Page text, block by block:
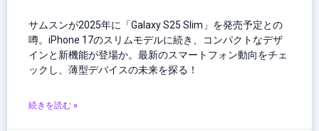
サムスンが2025年に「Galaxy S25 Slim」を発売予定との
噂。iPhone 17のスリムモデルに続き、コンパクトなデザ
インと新機能が登場か。最新のスマートフォン動向をチェ
ックし、薄型デバイスの未来を探る！
続きを読む »